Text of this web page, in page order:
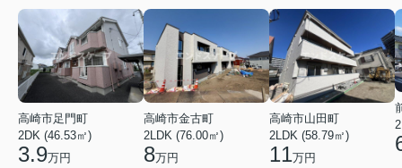
高崎市足門町
2DK (46.53㎡)
3.9万円
高崎市金古町
2LDK (76.00㎡)
8万円
高崎市山田町
2LDK (58.79㎡)
11万円